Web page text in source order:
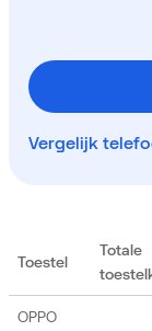
Vergelijk
Toestel
Totale
OPPO